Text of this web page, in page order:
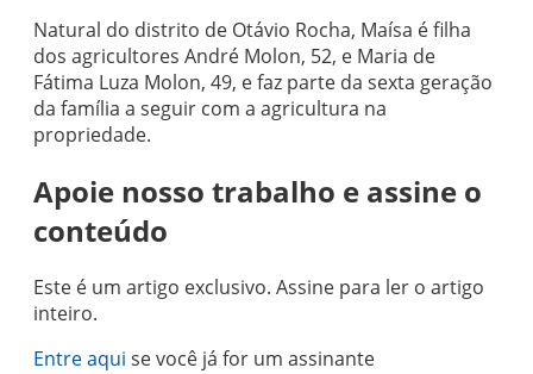
Natural do distrito de Otávio Rocha, Maísa é filha
dos agricultores André Molon, 52, e Maria de
Fátima Luza Molon, 49, e faz parte da sexta geração
da família a seguir com a agricultura na
propriedade.
Apoie nosso trabalho e assine o
conteúdo
Este é um artigo exclusivo. Assine para ler o artigo
inteiro.
Entre aqui se você já for um assinante